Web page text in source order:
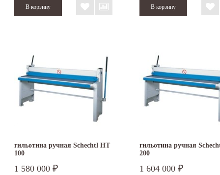
гильотина ручная Schechtl HT
100
1 580 000 ₽
гильотина ручная
200
1 604 000 ₽